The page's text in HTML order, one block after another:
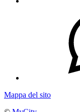
Mappa del sito